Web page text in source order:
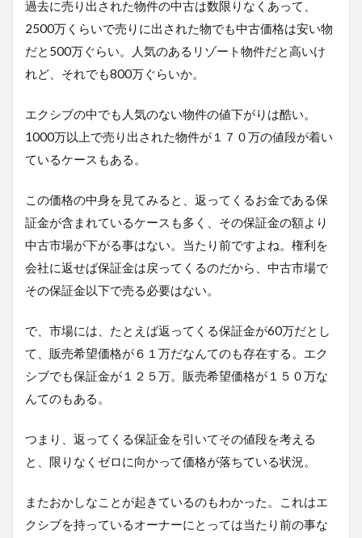
過去に売り出された物件の中古は数限りなくあって、
2500万くらいで売りに出された物でも中古価格は安い物
だと500万ぐらい。人気のあるリゾート物件だと高いけ
れど、それでも800万ぐらいか。
エクシブの中でも人気のない物件の値下がりは酷い。
1000万以上で売り出された物件が１７０万の値段が着い
ているケースもある。
この価格の中身を見てみると、返ってくるお金である保
証金が含まれているケースも多く、その保証金の額より
中古市場が下がる事はない。当たり前ですよね。権利を
会社に返せば保証金は戻ってくるのだから、中古市場で
その保証金以下で売る必要はない。
で、市場には、たとえば返ってくる保証金が60万だとし
て、販売希望価格が６１万だなんてのも存在する。エク
シブでも保証金が１２５万。販売希望価格が１５０万な
んてのもある。
つまり、返ってくる保証金を引いてその値段を考える
と、限りなくゼロに向かって価格が落ちている状況。
またおかしなことが起きているのもわかった。これはエ
クシブを持っているオーナーにとっては当たり前の事な